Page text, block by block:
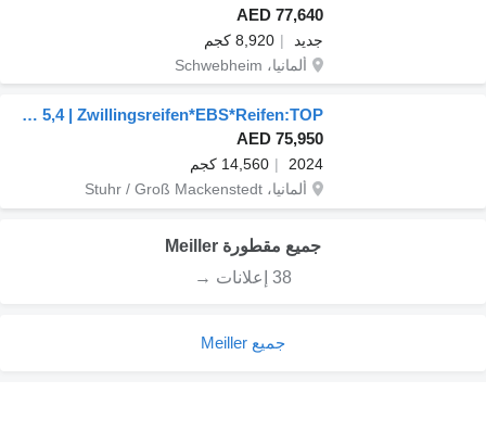
AED 77,640
جديد
8,920 كجم
ألمانيا، Schwebheim
Meiller MG 18 ZO 5,4 | Zwillingsreifen*EBS*Reifen:TOP!
AED 75,950
2024
14,560 كجم
ألمانيا، Stuhr / Groß Mackenstedt
جميع مقطورة Meiller
38 إعلانات →
جميع Meiller